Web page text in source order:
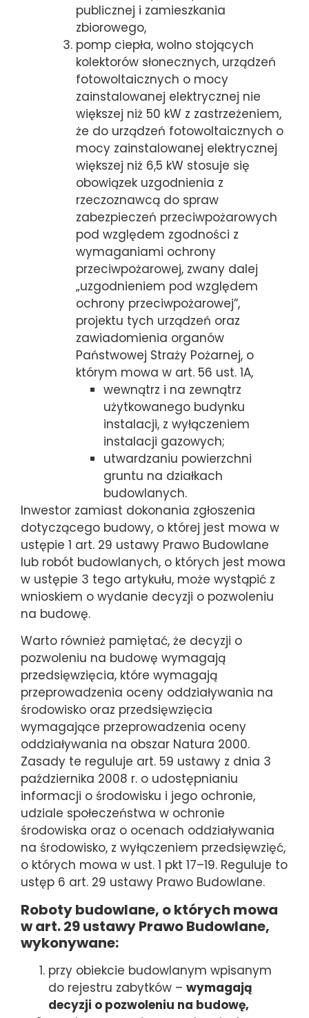
publicznej i zamieszkania
zbiorowego,
pomp ciepła, wolno stojących
kolektorów słonecznych, urządzeń
fotowoltaicznych o mocy
zainstalowanej elektrycznej nie
większej niż 50 kW z zastrzeżeniem,
że do urządzeń fotowoltaicznych o
mocy zainstalowanej elektrycznej
większej niż 6,5 kW stosuje się
obowiązek uzgodnienia z
rzeczoznawcą do spraw
zabezpieczeń przeciwpożarowych
pod względem zgodności z
wymaganiami ochrony
przeciwpożarowej, zwany dalej
„uzgodnieniem pod względem
ochrony przeciwpożarowej”,
projektu tych urządzeń oraz
zawiadomienia organów
Państwowej Straży Pożarnej, o
którym mowa w art. 56 ust. 1A,
wewnątrz i na zewnątrz
użytkowanego budynku
instalacji, z wyłączeniem
instalacji gazowych;
utwardzaniu powierzchni
gruntu na działkach
budowlanych.
Inwestor zamiast dokonania zgłoszenia
dotyczącego budowy, o której jest mowa w
ustępie 1 art. 29 ustawy Prawo Budowlane
lub robót budowlanych, o których jest mowa
w ustępie 3 tego artykułu, może wystąpić z
wnioskiem o wydanie decyzji o pozwoleniu
na budowę.
Warto również pamiętać, że decyzji o
pozwoleniu na budowę wymagają
przedsięwzięcia, które wymagają
przeprowadzenia oceny oddziaływania na
środowisko oraz przedsięwzięcia
wymagające przeprowadzenia oceny
oddziaływania na obszar Natura 2000.
Zasady te reguluje art. 59 ustawy z dnia 3
października 2008 r. o udostępnianiu
informacji o środowisku i jego ochronie,
udziale społeczeństwa w ochronie
środowiska oraz o ocenach oddziaływania
na środowisko, z wyłączeniem przedsięwzięć,
o których mowa w ust. 1 pkt 17–19. Reguluje to
ustęp 6 art. 29 ustawy Prawo Budowlane.
Roboty budowlane, o których mowa
w art. 29 ustawy Prawo Budowlane,
wykonywane:
przy obiekcie budowlanym wpisanym
do rejestru zabytków – wymagają
decyzji o pozwoleniu na budowę,